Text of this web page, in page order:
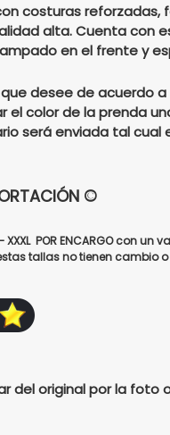
is:
$135000.
costuras reforzadas,
alta. Cuenta con
en el frente y
desee de acuerdo
el color de la prenda
será enviada tal cual
©
– XXXL POR ENCARGO con
tallas no tienen cambio
del original por la foto